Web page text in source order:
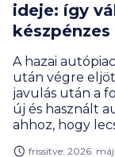
ideje: így
A hazai
után végre
javulás után a
új és használt
ahhoz, hogy
frissítve: 2026.